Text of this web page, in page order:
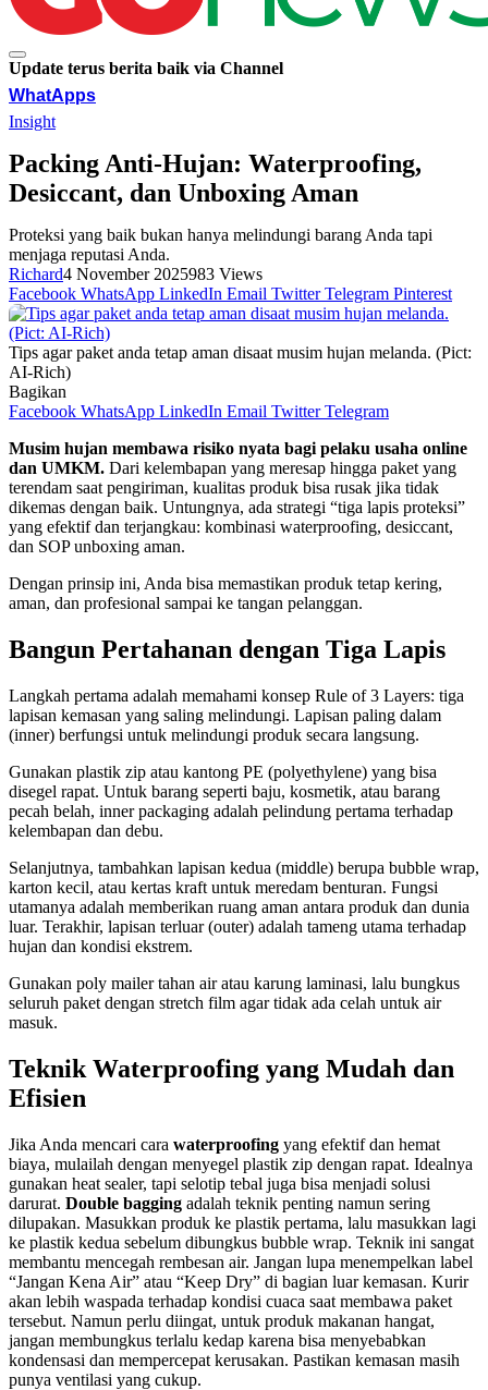
Update terus berita baik via Channel
WhatApps
Insight
Packing Anti-Hujan: Waterproofing,
Desiccant, dan Unboxing Aman
Proteksi yang baik bukan hanya melindungi barang Anda tapi
menjaga reputasi Anda.
Richard4 November 2025983 Views
Facebook WhatsApp LinkedIn Email Twitter Telegram Pinterest
Tips agar paket anda tetap aman disaat musim hujan melanda. (Pict:
AI-Rich)
Bagikan
Facebook WhatsApp LinkedIn Email Twitter Telegram
Musim hujan membawa risiko nyata bagi pelaku usaha online
dan UMKM. Dari kelembapan yang meresap hingga paket yang
terendam saat pengiriman, kualitas produk bisa rusak jika tidak
dikemas dengan baik. Untungnya, ada strategi “tiga lapis proteksi”
yang efektif dan terjangkau: kombinasi waterproofing, desiccant,
dan SOP unboxing aman.
Dengan prinsip ini, Anda bisa memastikan produk tetap kering,
aman, dan profesional sampai ke tangan pelanggan.
Bangun Pertahanan dengan Tiga Lapis
Langkah pertama adalah memahami konsep Rule of 3 Layers: tiga
lapisan kemasan yang saling melindungi. Lapisan paling dalam
(inner) berfungsi untuk melindungi produk secara langsung.
Gunakan plastik zip atau kantong PE (polyethylene) yang bisa
disegel rapat. Untuk barang seperti baju, kosmetik, atau barang
pecah belah, inner packaging adalah pelindung pertama terhadap
kelembapan dan debu.
Selanjutnya, tambahkan lapisan kedua (middle) berupa bubble wrap,
karton kecil, atau kertas kraft untuk meredam benturan. Fungsi
utamanya adalah memberikan ruang aman antara produk dan dunia
luar. Terakhir, lapisan terluar (outer) adalah tameng utama terhadap
hujan dan kondisi ekstrem.
Gunakan poly mailer tahan air atau karung laminasi, lalu bungkus
seluruh paket dengan stretch film agar tidak ada celah untuk air
masuk.
Teknik Waterproofing yang Mudah dan
Efisien
Jika Anda mencari cara waterproofing yang efektif dan hemat
biaya, mulailah dengan menyegel plastik zip dengan rapat. Idealnya
gunakan heat sealer, tapi selotip tebal juga bisa menjadi solusi
darurat. Double bagging adalah teknik penting namun sering
dilupakan. Masukkan produk ke plastik pertama, lalu masukkan lagi
ke plastik kedua sebelum dibungkus bubble wrap. Teknik ini sangat
membantu mencegah rembesan air. Jangan lupa menempelkan label
“Jangan Kena Air” atau “Keep Dry” di bagian luar kemasan. Kurir
akan lebih waspada terhadap kondisi cuaca saat membawa paket
tersebut. Namun perlu diingat, untuk produk makanan hangat,
jangan membungkus terlalu kedap karena bisa menyebabkan
kondensasi dan mempercepat kerusakan. Pastikan kemasan masih
punya ventilasi yang cukup.